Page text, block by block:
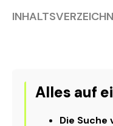
Alles auf
Die